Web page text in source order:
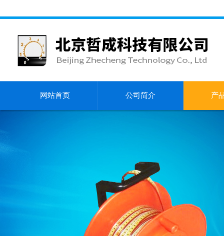
网站首页 公司简介 产